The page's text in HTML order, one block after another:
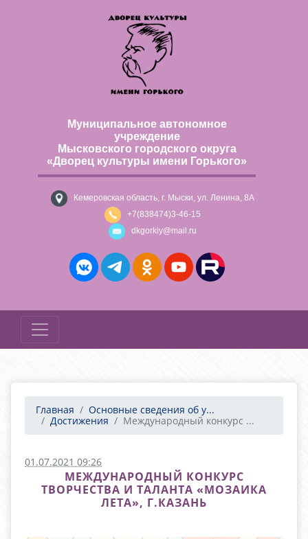
Муниципальное автономное
учреждение
Мысковского городского округа
«Дворец культуры имени Горького»
Кемеровская область, г. Мыски, ул. Ленина, 8А
+7(838474)3-46-15
dkgorkiy@mail.ru
Главная
Основные сведения об у...
Достижения
Международный конкурс ...
01.07.2021 09:26
МЕЖДУНАРОДНЫЙ КОНКУРС
ТВОРЧЕСТВА И ТАЛАНТА «МОЗАИКА
ЛЕТА», Г.КАЗАНЬ